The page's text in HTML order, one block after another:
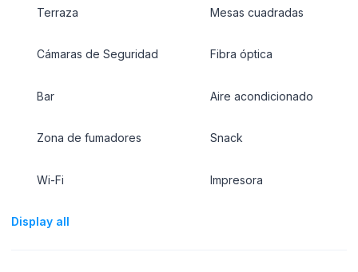
Terraza
Cámaras de Seguridad
Bar
Zona de fumadores
Wi-Fi
Mesas cuadradas
Fibra óptica
Aire acondicionado
Snack
Impresora
Display all